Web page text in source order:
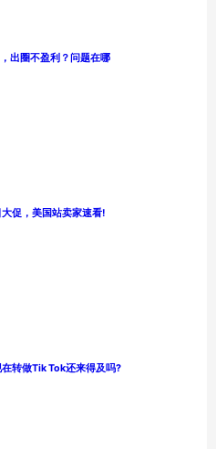
出圈不盈利？问题在哪
促，美国站卖家速看!
转做Tik Tok还来得及吗?